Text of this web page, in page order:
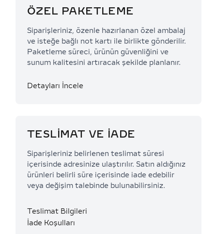
ÖZEL PAKETLEME
Siparişleriniz, özenle hazırlanan özel ambalaj
ve isteğe bağlı not kartı ile birlikte gönderilir.
Paketleme süreci, ürünün güvenliğini ve
sunum kalitesini artıracak şekilde planlanır.
Detayları İncele
TESLİMAT VE İADE
Siparişleriniz belirlenen teslimat süresi
içerisinde adresinize ulaştırılır. Satın aldığınız
ürünleri belirli süre içerisinde iade edebilir
veya değişim talebinde bulunabilirsiniz.
Teslimat Bilgileri
İade Koşulları